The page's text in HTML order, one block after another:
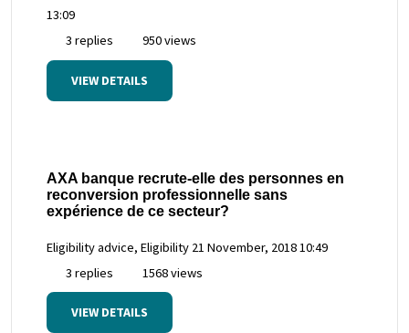
13:09
3 replies
950 views
VIEW DETAILS
AXA banque recrute-elle des personnes en
reconversion professionnelle sans
expérience de ce secteur?
Eligibility advice, Eligibility 21 November, 2018 10:49
3 replies
1568 views
VIEW DETAILS